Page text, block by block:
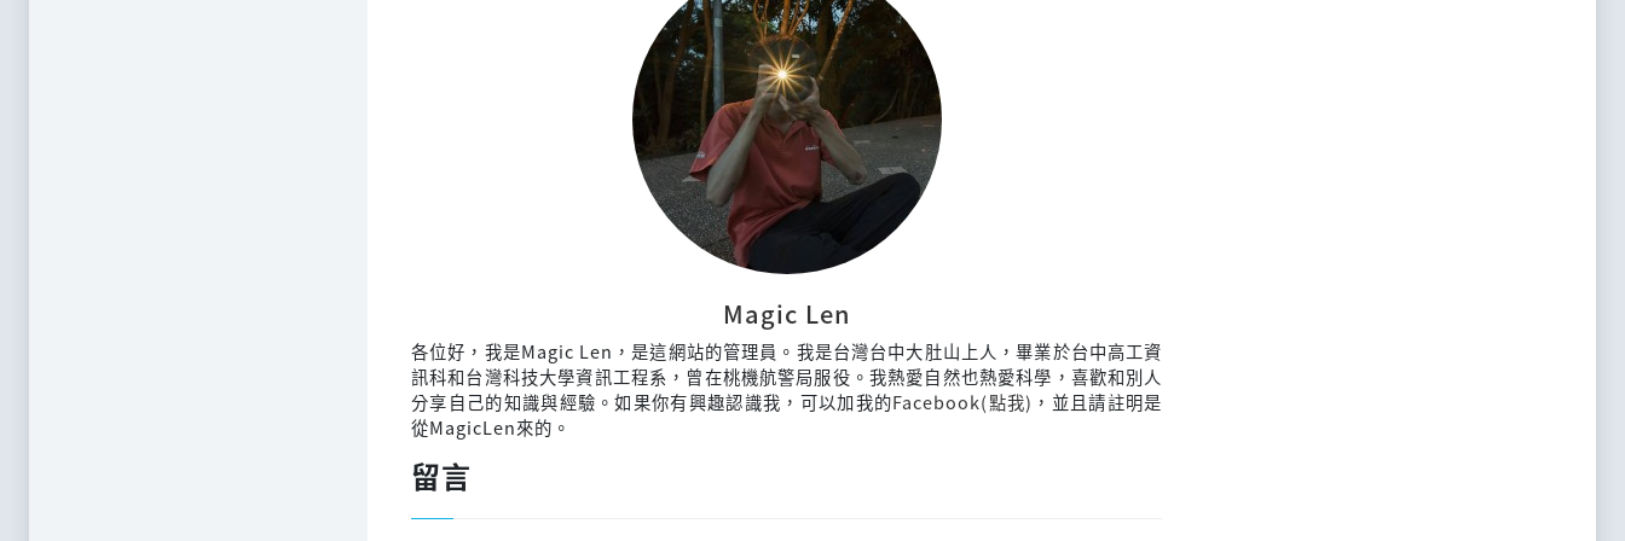
Magic Len
各位好，我是Magic Len，是這網站的管理員。我是台灣台中大肚山上人，畢業於台中高工資
訊科和台灣科技大學資訊工程系，曾在桃機航警局服役。我熱愛自然也熱愛科學，喜歡和別人
分享自己的知識與經驗。如果你有興趣認識我，可以加我的Facebook(點我) ，並且請註明是
從MagicLen來的。
留言